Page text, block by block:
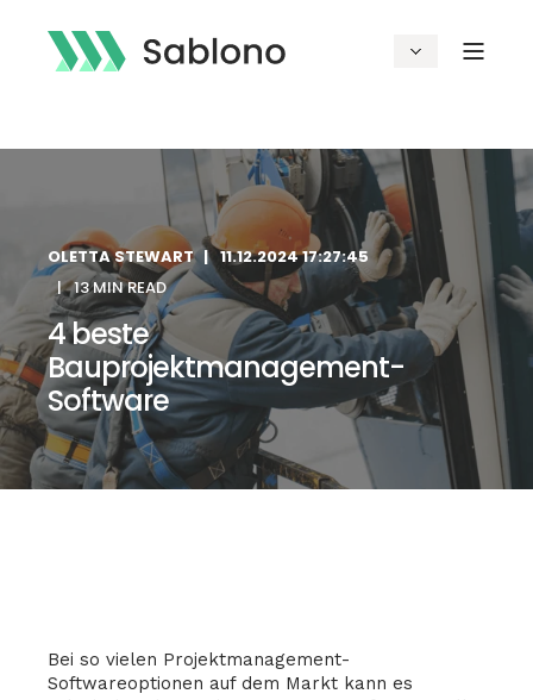
OLETTA STEWART
11.12.2024 17:27:45
13 MIN READ
4 beste
Bauprojektmanagement-
Software
Bei so vielen Projektmanagement-
Softwareoptionen auf dem Markt kann es